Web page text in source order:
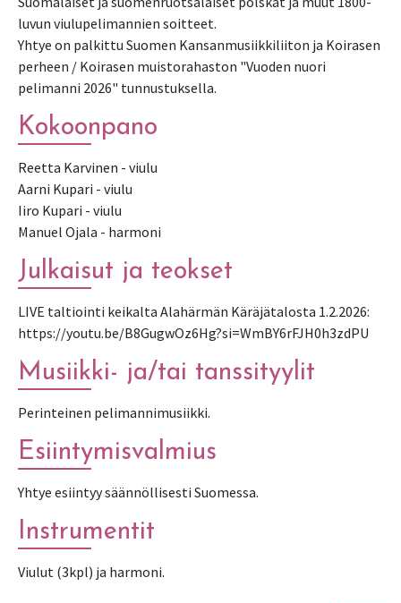
luvun viulupelimannien soitteet.
Yhtye on palkittu Suomen Kansanmusiikkiliiton ja Koirasen
perheen / Koirasen muistorahaston "Vuoden nuori
pelimanni 2026" tunnustuksella.
Kokoonpano
Reetta Karvinen - viulu
Aarni Kupari - viulu
Iiro Kupari - viulu
Manuel Ojala - harmoni
Julkaisut ja teokset
LIVE taltiointi keikalta Alahärmän Käräjätalosta 1.2.2026:
https://youtu.be/B8GugwOz6Hg?si=WmBY6rFJH0h3zdPU
Musiikki- ja/tai tanssityylit
Perinteinen pelimannimusiikki.
Esiintymisvalmius
Yhtye esiintyy säännöllisesti Suomessa.
Instrumentit
Viulut (3kpl) ja harmoni.